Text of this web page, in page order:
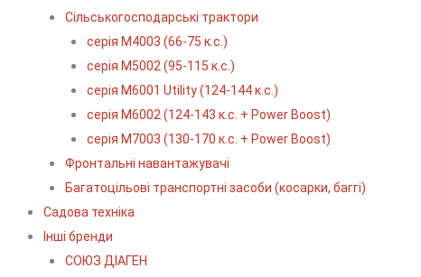
Сільськогосподарські трактори
серія М4003 (66-75 к.с.)
серія М5002 (95-115 к.с.)
серія M6001 Utility (124-144 к.с.)
серія М6002 (124-143 к.с. + Power Boost)
серія М7003 (130-170 к.с. + Power Boost)
Фронтальні навантажувачі
Багатоцільові транспортні засоби (косарки, баггі)
Садова техніка
Інші бренди
СОЮЗ ДІАГЕН